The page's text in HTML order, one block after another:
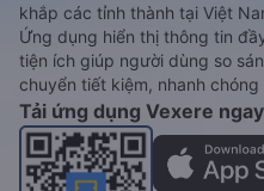
khắp các tỉnh thành tại Việt
Ứng dụng hiển thị thông tin
tiện ích giúp người dùng so
chuyển tiết kiệm, nhanh
Tải ứng dụng Vexere ngay